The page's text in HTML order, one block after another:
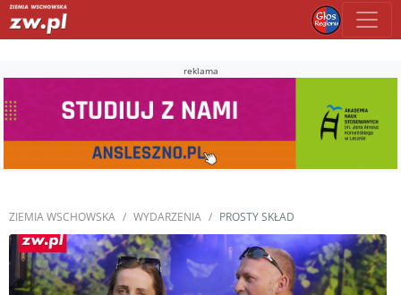
reklama
ZIEMIA WSCHOWSKA WYDARZENIA PROSTY SKŁAD